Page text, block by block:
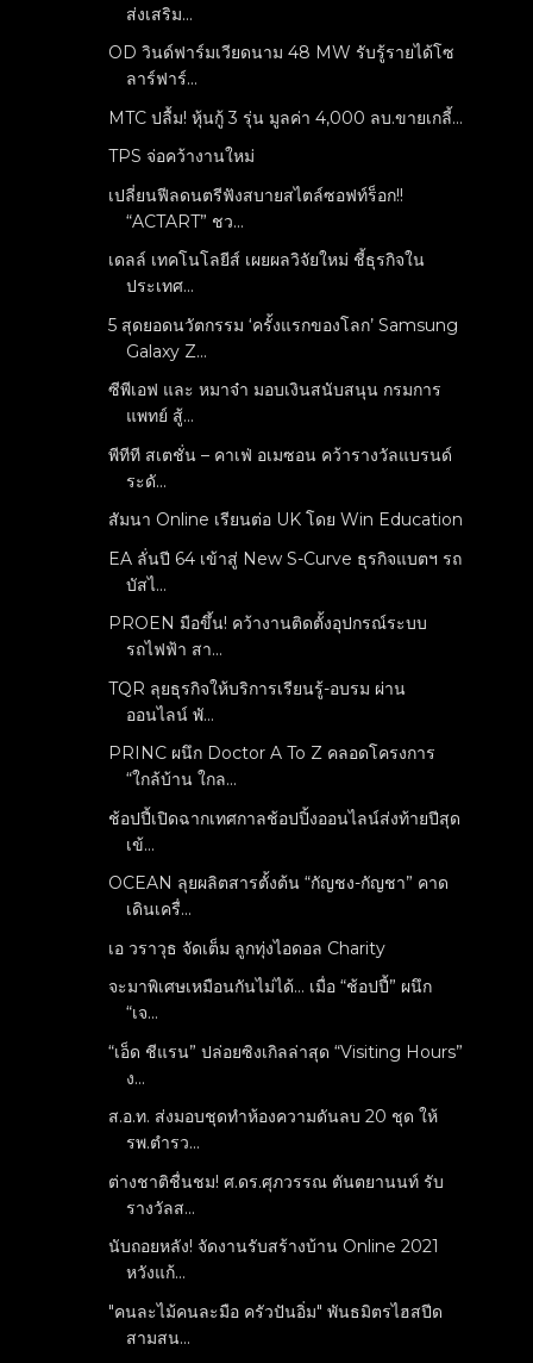
ส่งเสริม...
OD วินด์ฟาร์มเวียดนาม 48 MW รับรู้รายได้โซ
ลาร์ฟาร์...
MTC ปลื้ม! หุ้นกู้ 3 รุ่น มูลค่า 4,000 ลบ.ขายเกลี้...
TPS จ่อคว้างานใหม่
เปลี่ยนฟีลดนตรีฟังสบายสไตล์ซอฟท์ร็อก!!
“ACTART” ชว...
เดลล์ เทคโนโลยีส์ เผยผลวิจัยใหม่ ชี้ธุรกิจใน
ประเทศ...
5 สุดยอดนวัตกรรม ‘ครั้งแรกของโลก’ Samsung
Galaxy Z...
ซีพีเอฟ และ หมาจ๋า มอบเงินสนับสนุน กรมการ
แพทย์ สู้...
พีทีที สเตชั่น – คาเฟ่ อเมซอน คว้ารางวัลแบรนด์
ระดั...
สัมนา Online เรียนต่อ UK โดย Win Education
EA ลั่นปี 64 เข้าสู่ New S-Curve ธุรกิจแบตฯ รถ
บัสไ...
PROEN มือขึ้น! คว้างานติดตั้งอุปกรณ์ระบบ
รถไฟฟ้า สา...
TQR ลุยธุรกิจให้บริการเรียนรู้-อบรม ผ่าน
ออนไลน์ พั...
PRINC ผนึก Doctor A To Z คลอดโครงการ
“ใกล้บ้าน ใกล...
ช้อปปี้เปิดฉากเทศกาลช้อปปิ้งออนไลน์ส่งท้ายปีสุด
เข้...
OCEAN ลุยผลิตสารตั้งต้น “กัญชง-กัญชา” คาด
เดินเครื่...
เอ วราวุธ จัดเต็ม ลูกทุ่งไอดอล Charity
จะมาพิเศษเหมือนกันไม่ได้… เมื่อ “ช้อปปี้” ผนึก
“เจ...
“เอ็ด ชีแรน” ปล่อยซิงเกิลล่าสุด “Visiting Hours”
ง...
ส.อ.ท. ส่งมอบชุดทำห้องความดันลบ 20 ชุด ให้
รพ.ตำรว...
ต่างชาติชื่นชม! ศ.ดร.ศุภวรรณ ตันตยานนท์ รับ
รางวัลส...
นับถอยหลัง! จัดงานรับสร้างบ้าน Online 2021
หวังแก้...
"คนละไม้คนละมือ​ ครัวปันอิ่ม​" พันธมิตรไฮสปีด
สามสน...